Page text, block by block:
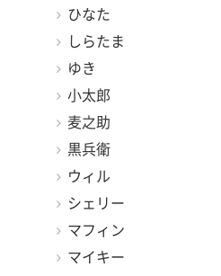
ひなた
しらたま
ゆき
小太郎
麦之助
黒兵衛
ウィル
シェリー
マフィン
マイキー